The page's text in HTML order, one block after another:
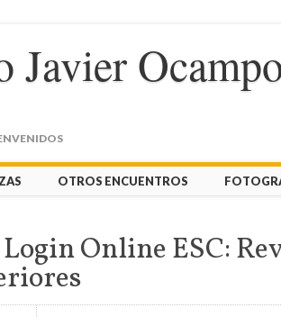
Javier
OTROS ENCUENTROS
Online ESC: